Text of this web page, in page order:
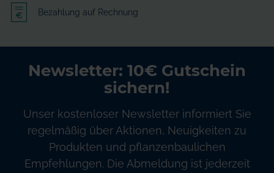
Bezahlung auf Rechnung
Newsletter: 10€ Gutschein
sichern!
Unser kostenloser Newsletter informiert Sie
regelmäßig über Aktionen, Neuigkeiten zu
Produkten und pflanzenbaulichen
Empfehlungen. Die Abmeldung ist jederzeit